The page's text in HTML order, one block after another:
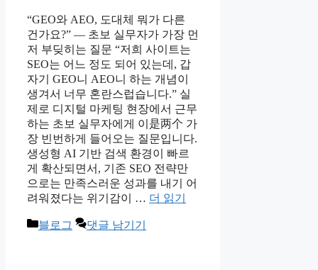
“GEO와 AEO, 도대체 뭐가 다른
건가요?” — 초보 실무자가 가장 먼
저 부딪히는 질문 “저희 사이트는
SEO는 어느 정도 되어 있는데, 갑
자기 GEO니 AEO니 하는 개념이
생겨서 너무 혼란스럽습니다.” 실
제로 디지털 마케팅 현장에서 근무
하는 초보 실무자에게 이是两个 가
장 빈번하게 들어오는 질문입니다.
생성형 AI 기반 검색 환경이 빠르
게 확산되면서, 기존 SEO 전략만
으로는 만족스러운 성과를 내기 어
려워졌다는 위기감이 … 더 읽기
카
블로그 댓글 남기기